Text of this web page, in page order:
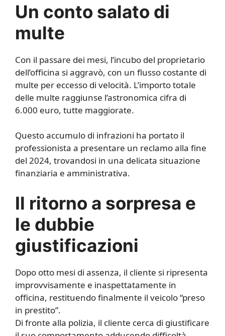
Un conto salato di
multe
Con il passare dei mesi, l’incubo del proprietario
dell’officina si aggravò, con un flusso costante di
multe per eccesso di velocità. L’importo totale
delle multe raggiunse l’astronomica cifra di
6.000 euro, tutte maggiorate.
Questo accumulo di infrazioni ha portato il
professionista a presentare un reclamo alla fine
del 2024, trovandosi in una delicata situazione
finanziaria e amministrativa.
Il ritorno a sorpresa e
le dubbie
giustificazioni
Dopo otto mesi di assenza, il cliente si ripresenta
improvvisamente e inaspettatamente in
officina, restituendo finalmente il veicolo “preso
in prestito”.
Di fronte alla polizia, il cliente cerca di giustificare